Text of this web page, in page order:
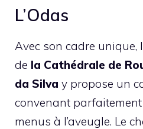
L’Odas
Avec son cadre unique,
de la Cathédrale de
da Silva y propose un
convenant
menus à l’aveugle. Le